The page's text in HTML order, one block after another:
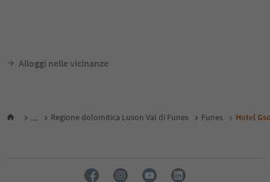
Alloggi nelle vicinanze
... Regione dolomitica Luson Val di Funes Funes Hotel